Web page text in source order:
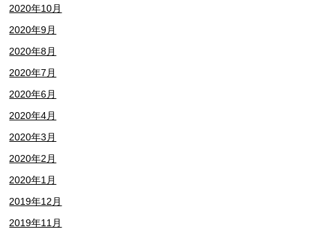
2020年10月
2020年9月
2020年8月
2020年7月
2020年6月
2020年4月
2020年3月
2020年2月
2020年1月
2019年12月
2019年11月